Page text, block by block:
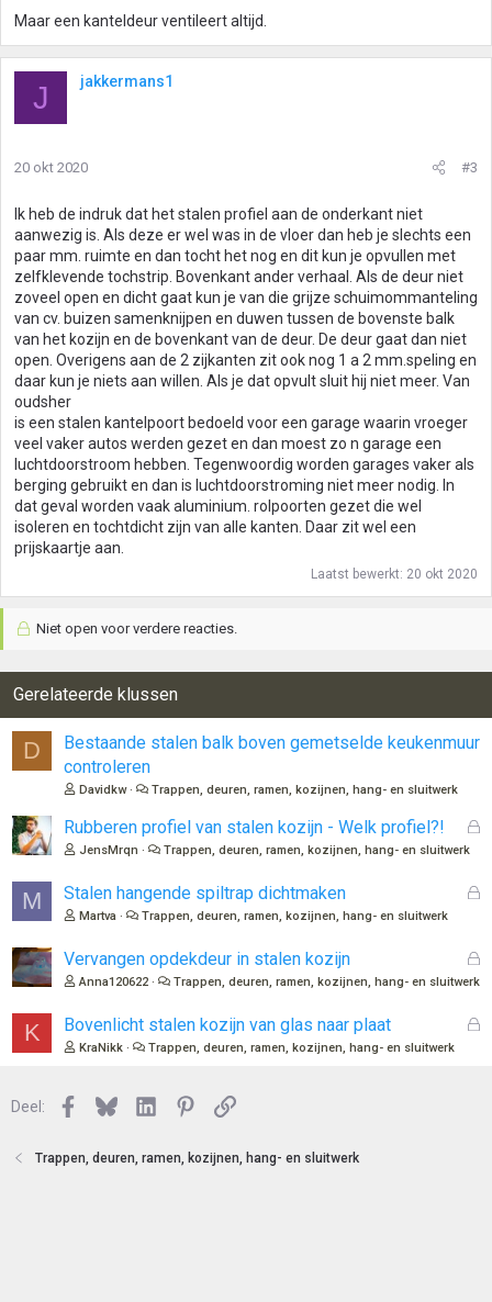
Maar een kanteldeur ventileert altijd.
J jakkermans1
20 okt 2020 #3
Ik heb de indruk dat het stalen profiel aan de onderkant niet
aanwezig is. Als deze er wel was in de vloer dan heb je slechts een
paar mm. ruimte en dan tocht het nog en dit kun je opvullen met
zelfklevende tochstrip. Bovenkant ander verhaal. Als de deur niet
zoveel open en dicht gaat kun je van die grijze schuimommanteling
van cv. buizen samenknijpen en duwen tussen de bovenste balk
van het kozijn en de bovenkant van de deur. De deur gaat dan niet
open. Overigens aan de 2 zijkanten zit ook nog 1 a 2 mm.speling en
daar kun je niets aan willen. Als je dat opvult sluit hij niet meer. Van
oudsher
is een stalen kantelpoort bedoeld voor een garage waarin vroeger
veel vaker autos werden gezet en dan moest zo n garage een
luchtdoorstroom hebben. Tegenwoordig worden garages vaker als
berging gebruikt en dan is luchtdoorstroming niet meer nodig. In
dat geval worden vaak aluminium. rolpoorten gezet die wel
isoleren en tochtdicht zijn van alle kanten. Daar zit wel een
prijskaartje aan.
Laatst bewerkt: 20 okt 2020
Niet open voor verdere reacties.
Gerelateerde klussen
D
Bestaande stalen balk boven gemetselde keukenmuur
controleren
Davidkw Trappen, deuren, ramen, kozijnen, hang- en sluitwerk
G
n
Rubberen profiel van stalen kozijn - Welk profiel?!
JensMrqn Trappen, deuren, ramen, kozijnen, hang- en sluitwerk
M
G
n
Stalen hangende spiltrap dichtmaken
Martva Trappen, deuren, ramen, kozijnen, hang- en sluitwerk
G
e
Vervangen opdekdeur in stalen kozijn
Anna120622 Trappen, deuren, ramen, kozijnen, hang- en sluitwerk
K
G
Bovenlicht stalen kozijn van glas naar plaat
KraNikk Trappen, deuren, ramen, kozijnen, hang- en sluitwerk
Deel: Facebook
BlueskyLinkedInPinterest
Link
Trappen, deuren, ramen, kozijnen, hang- en sluitwerk